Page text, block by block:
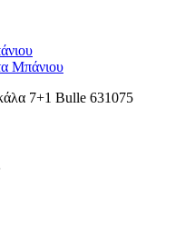
Μπάνιου
7+1 Bulle 631075